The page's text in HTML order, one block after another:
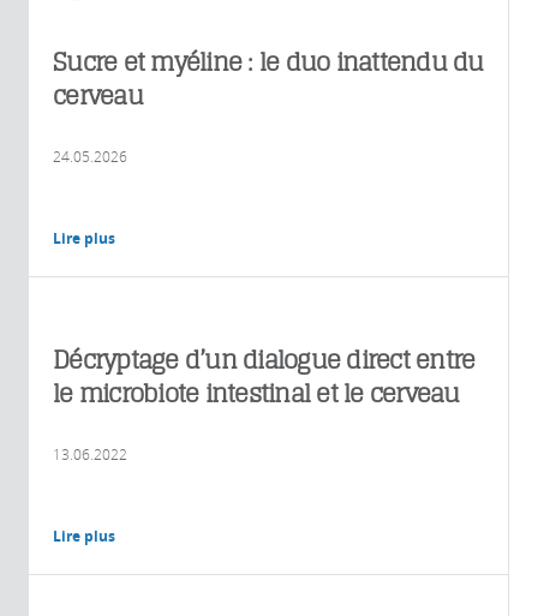
Sucre et myéline : le duo inattendu du
cerveau
24.05.2026
Lire plus
Décryptage d’un dialogue direct entre
le microbiote intestinal et le cerveau
13.06.2022
Lire plus